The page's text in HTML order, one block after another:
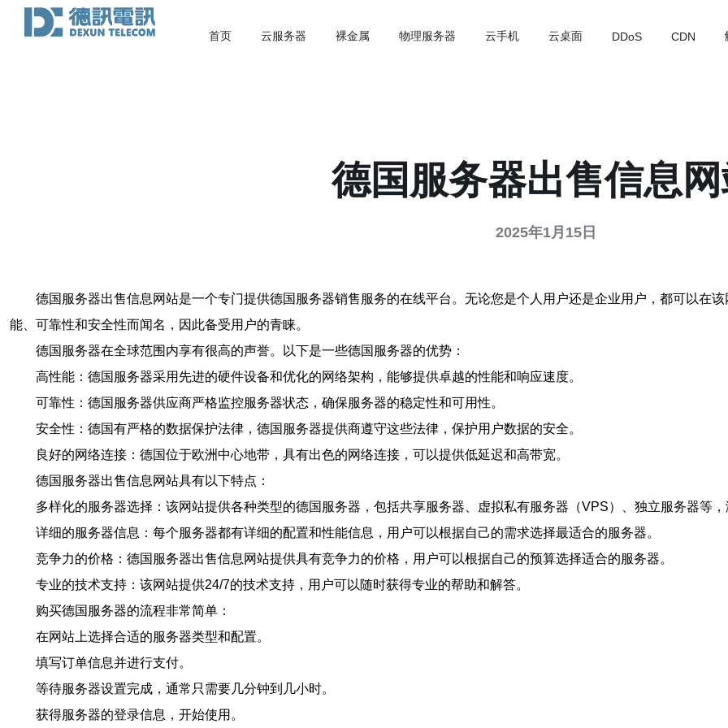
首页 云服务器 裸金属 物理服务器 云手机 云桌面 DDoS CDN
德国服务器出售信息
2025年1月15日
德国服务器出售信息网站是一个专门提供德国服务器销售服务的在线平台。无论您是个人用户还是企业用户，都可以在
能、可靠性和安全性而闻名，因此备受用户的青睐。
德国服务器在全球范围内享有很高的声誉。以下是一些德国服务器的优势：
高性能：德国服务器采用先进的硬件设备和优化的网络架构，能够提供卓越的性能和响应速度。
可靠性：德国服务器供应商严格监控服务器状态，确保服务器的稳定性和可用性。
安全性：德国有严格的数据保护法律，德国服务器提供商遵守这些法律，保护用户数据的安全。
良好的网络连接：德国位于欧洲中心地带，具有出色的网络连接，可以提供低延迟和高带宽。
德国服务器出售信息网站具有以下特点：
多样化的服务器选择：该网站提供各种类型的德国服务器，包括共享服务器、虚拟私有服务器（VPS）、独立服务器等，
详细的服务器信息：每个服务器都有详细的配置和性能信息，用户可以根据自己的需求选择最适合的服务器。
竞争力的价格：德国服务器出售信息网站提供具有竞争力的价格，用户可以根据自己的预算选择适合的服务器。
专业的技术支持：该网站提供24/7的技术支持，用户可以随时获得专业的帮助和解答。
购买德国服务器的流程非常简单：
在网站上选择合适的服务器类型和配置。
填写订单信息并进行支付。
等待服务器设置完成，通常只需要几分钟到几小时。
获得服务器的登录信息，开始使用。